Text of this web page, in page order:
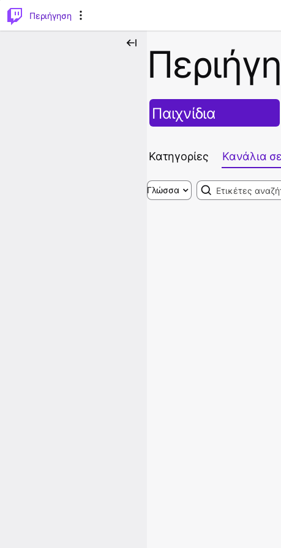
Περιήγηση
Παιχνίδια
Κατηγορίες Κανάλια
Γλώσσα Search